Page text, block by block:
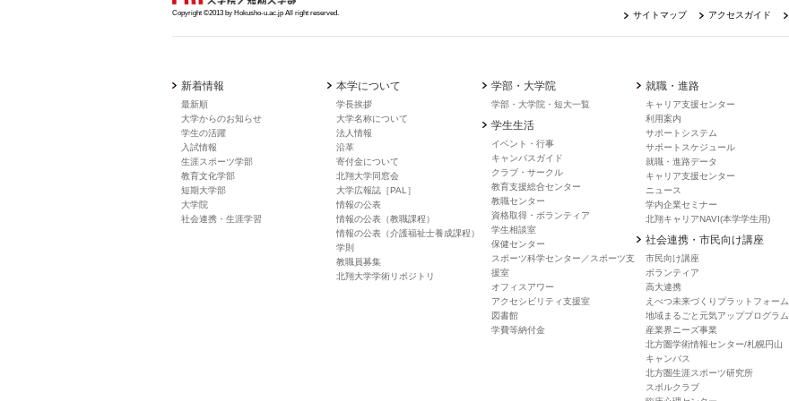
Copyright ©2013 by Hokusho-u.ac.jp All right reserved. サイトマップ アクセスガイド
新着情報
最新順
大学からのお知らせ
学生の活躍
入試情報
生涯スポーツ学部
教育文化学部
短期大学部
大学院
社会連携・生涯学習
本学について
学長挨拶
大学名称について
法人情報
沿革
寄付金について
北翔大学同窓会
大学広報誌［PAL］
情報の公表
情報の公表（教職課程）
情報の公表（介護福祉士養成課程）
学則
教職員募集
北翔大学学術リポジトリ
学部・大学院
学部・大学院・短大一覧
学生生活
イベント・行事
キャンバスガイド
クラブ・サークル
教育支援総合センター
教職センター
資格取得・ボランティア
学生相談室
保健センター
スポーツ科学センター／スポーツ支
援室
オフィスアワー
アクセシビリティ支援室
図書館
学費等納付金
就職・進路
キャリア支援センター
利用案内
サポートシステム
サポートスケジュール
就職・進路データ
キャリア支援センター
ニュース
学内企業セミナー
北翔キャリアNAVI(本学学生用)
社会連携・市民向け講座
市民向け講座
ボランティア
高大連携
えべつ未来づくりプラットフォーム
地域まるごと元気アッププログラム
産業界ニーズ事業
北方圏学術情報センター/札幌円山
キャンパス
北方圏生涯スポーツ研究所
スポルクラブ